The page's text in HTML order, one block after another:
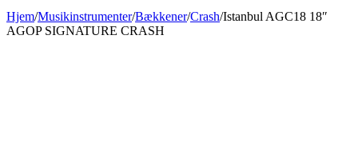
Hjem/Musikinstrumenter/Bækkener/Crash/Istanbul AGC18 18″
AGOP SIGNATURE CRASH